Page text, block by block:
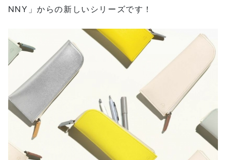
NNY」からの新しいシリーズです！